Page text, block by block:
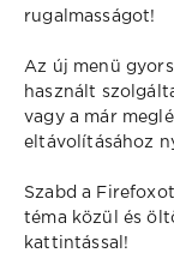
rugalmasságot!
Az új menü
használt
vagy a már
eltávolításához
Szabd a
téma közül és
kattintással!